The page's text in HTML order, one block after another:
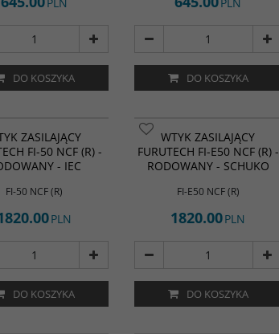
DO KOSZYKA DO KOSZYKA
ZASILAJĄCY
FI-50 NCF (R) -
- IEC
FI-50 NCF (R)
PLN
DO KOSZYKA
WTYK ZASILAJĄCY
FURUTECH FI-E50 NCF (R) -
RODOWANY - SCHUKO
FI-E50 NCF (R)
1820.00PLN
DO KOSZYKA